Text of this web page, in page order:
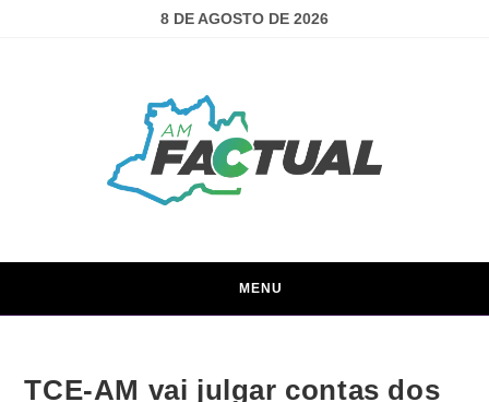
8 DE AGOSTO DE 2026
MENU
TCE-AM vai julgar contas dos